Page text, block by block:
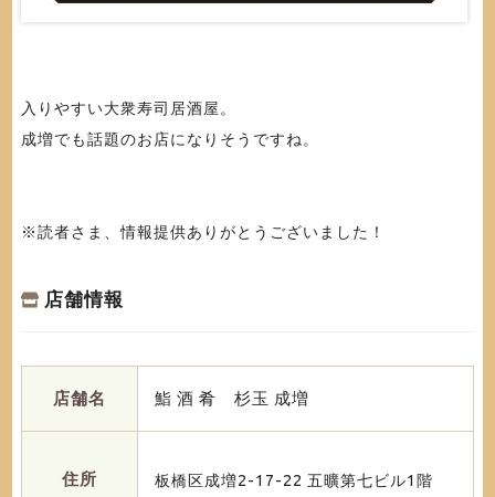
入りやすい大衆寿司居酒屋。
成増でも話題のお店になりそうですね。
※読者さま、情報提供ありがとうございました！
店舗情報
店舗名 鮨 酒 肴 杉玉 成増
住所 板橋区成増2-17-22 五曠第七ビル1階